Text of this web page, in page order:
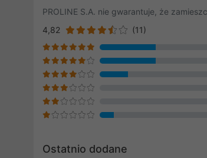
PROLINE S.A. nie gwarantuje, że
4,82
(11)
Ostatnio dodane